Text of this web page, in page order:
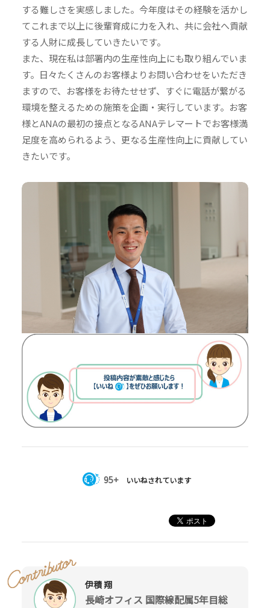
する難しさを実感しました。今年度はその経験を活かし
てこれまで以上に後輩育成に力を入れ、共に会社へ貢献
する人財に成長していきたいです。
また、現在私は部署内の生産性向上にも取り組んでいま
す。日々たくさんのお客様よりお問い合わせをいただき
ますので、お客様をお待たせせず、すぐに電話が繋がる
環境を整えるための施策を企画・実行しています。お客
様とANAの最初の接点となるANAテレマートでお客様満
足度を高められるよう、更なる生産性向上に貢献してい
きたいです。
95+ いいねされています
伊積 翔
長崎オフィス 国際線配属5年目総